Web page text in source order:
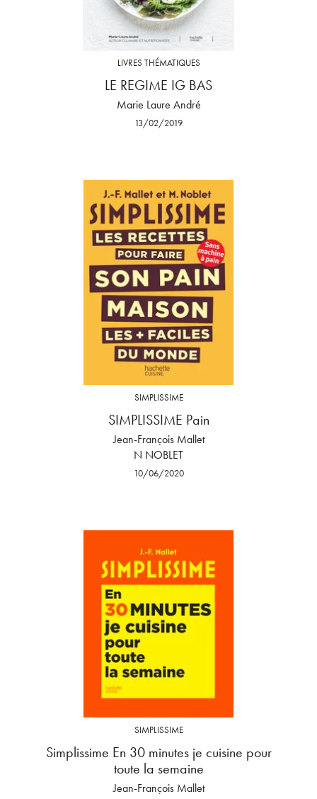
LIVRES THÉMATIQUES
LE REGIME IG BAS
Marie Laure André
13/02/2019
SIMPLISSIME
SIMPLISSIME Pain
Jean-François Mallet
N NOBLET
10/06/2020
SIMPLISSIME
Simplissime En 30 minutes je cuisine pour
toute la semaine
Jean-François Mallet